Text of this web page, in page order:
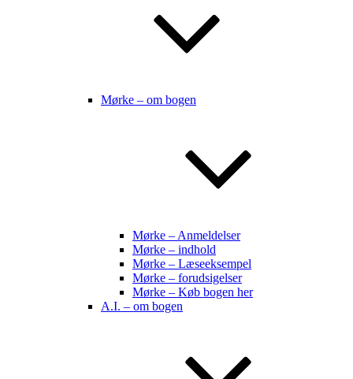
Mørke – om bogen
Mørke – Anmeldelser
Mørke – indhold
Mørke – Læseeksempel
Mørke – forudsigelser
Mørke – Køb bogen her
A.I. – om bogen